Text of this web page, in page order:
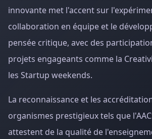
innovante met l'accent sur
collaboration en équipe et le
pensée critique, avec des
projets engageants comme la
les Startup weekends.
La reconnaissance et les
organismes prestigieux tels que
attestent de la qualité de